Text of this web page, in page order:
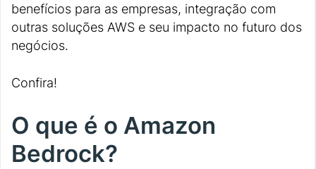
benefícios para as empresas, integração com
outras soluções AWS e seu impacto no futuro dos
negócios.
Confira!
O que é o Amazon
Bedrock?